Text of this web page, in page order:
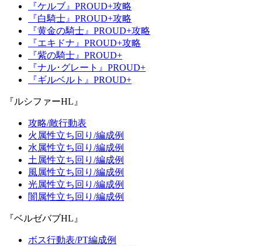
『ケルブ』PROUD+攻略
『白騎士』PROUD+攻略
『黄金の騎士』PROUD+攻略
『エキドナ』PROUD+攻略
『紫の騎士』PROUD+
『ナル･グレート』PROUD+
『ギルベルト』PROUD+
『ルシファーHL』
攻略/敵行動表
火属性立ち回り/編成例
水属性立ち回り/編成例
土属性立ち回り/編成例
風属性立ち回り/編成例
光属性立ち回り/編成例
闇属性立ち回り/編成例
『ベルゼバブHL』
ボス行動表/PT編成例